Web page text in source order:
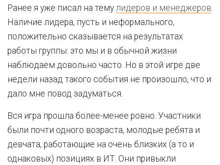
Ранее я уже писал на тему лидеров и менеджеров.
Наличие лидера, пусть и неформального,
положительно сказывается на результатах
работы группы: это мы и в обычной жизни
наблюдаем довольно часто. Но в этой игре две
недели назад такого события не произошло, что и
дало мне повод задуматься.
Вся игра прошла более-менее ровно. Участники
были почти одного возраста, молодые ребята и
девчата, работающие на очень близких (а то и
однаковых) позициях в ИТ. Они привыкли